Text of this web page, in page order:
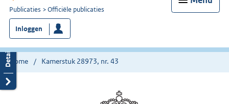
U
bent
nu
hier:
Publicaties Officiële publicaties
Inloggen
Home Kamerstuk 28973, nr. 43